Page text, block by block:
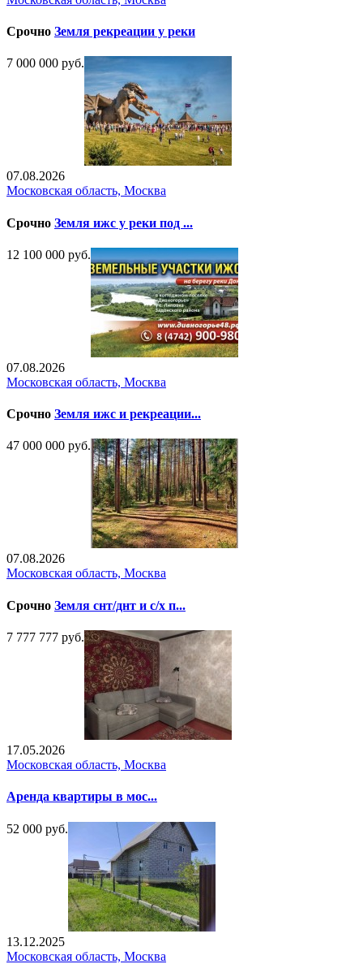
Срочно Земля рекреации у реки
7 000 000 руб.
07.08.2026
Московская область, Москва
Срочно Земля ижс у реки под ...
12 100 000 руб.
07.08.2026
Московская область, Москва
Срочно Земля ижс и рекреации...
47 000 000 руб.
07.08.2026
Московская область, Москва
Срочно Земля снт/днт и с/х п...
7 777 777 руб.
17.05.2026
Московская область, Москва
Аренда квартиры в мос...
52 000 руб.
13.12.2025
Московская область, Москва